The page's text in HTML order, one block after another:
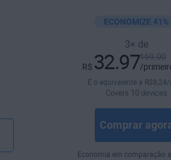
ECONOMIZE 41%
3× de
R$ 32.97169.00
/
É o equivalente a R$8 ,24/
Covers 10 devices
Comprar
Economia em comparação